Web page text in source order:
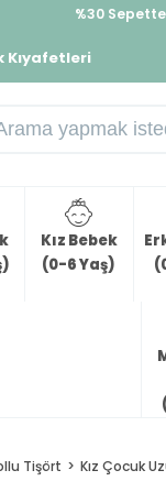
%30
Kıyafetleri
Kız Bebek
(0-6 Yaş)
Tişört Kız Çocuk